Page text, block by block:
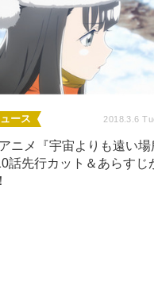
ース 2018.3.6
ニメ『宇宙よりも遠い場
話先行カット＆あらすじ